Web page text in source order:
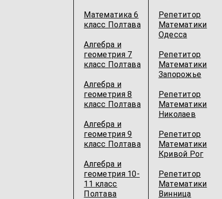
Математика 6
класс Полтава
Алгебра и
геометрия 7
класс Полтава
Алгебра и
геометрия 8
класс Полтава
Алгебра и
геометрия 9
класс Полтава
Алгебра и
геометрия 10-
11 класс
Полтава
Репетитор
Математики
Одесcа
Репетитор
Математики
Запорожье
Репетитор
Математики
Николаев
Репетитор
Математики
Кривой Рог
Репетитор
Математики
Винница